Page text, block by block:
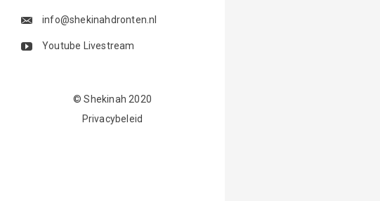
info@shekinahdronten.nl
Youtube Livestream
© Shekinah 2020
Privacybeleid